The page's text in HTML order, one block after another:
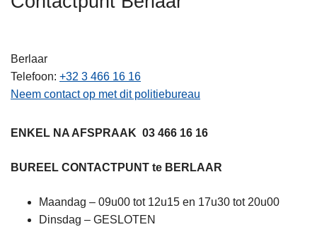
Berlaar
Telefoon +32 3 466 16 16
Neem contact op met dit politiebureau
ENKEL NA AFSPRAAK 03 466 16 16
BUREEL CONTACTPUNT te BERLAAR
Maandag – 09u00 tot 12u15 en 17u30 tot 20u00
Dinsdag – GESLOTEN